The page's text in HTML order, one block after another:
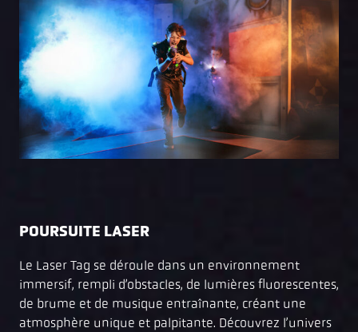
POURSUITE LASER
Le Laser Tag se déroule dans un environnement
immersif, rempli d’obstacles, de lumières fluorescentes,
de brume et de musique entraînante, créant une
atmosphère unique et palpitante. Découvrez l’univers